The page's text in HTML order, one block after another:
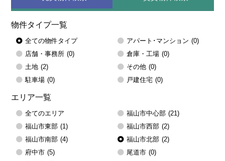
物件タイプ一覧
全ての物件タイプ アパート･マンション (0)
店舗・事務所 (0) 倉庫・工場 (0)
土地 (2) その他 (0)
駐車場 (0) 戸建住宅 (0)
エリア一覧
全てのエリア
福山市東部 (1) 福山市西部 (2)
福山市南部 (4) 福山市北部 (2)
福山市中心部 (21)
府中市 (5) 尾道市 (0)